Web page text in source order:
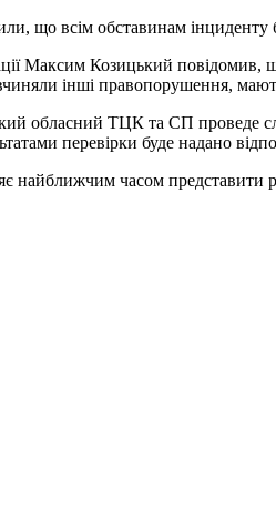
що всім обставинам інциденту
Максим Козицький
інші правопорушення,
обласний ТЦК та СП проведе
перевірки буде надано
найближчим часом